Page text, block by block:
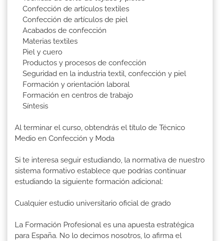
Confección de artículos textiles
Confección de artículos de piel
Acabados de confección
Materias textiles
Piel y cuero
Productos y procesos de confección
Seguridad en la industria textil, confección y piel
Formación y orientación laboral
Formación en centros de trabajo
Síntesis
Al terminar el curso, obtendrás el título de Técnico
Medio en Confección y Moda
Si te interesa seguir estudiando, la normativa de nuestro
sistema formativo establece que podrías continuar
estudiando la siguiente formación adicional:
Cualquier estudio universitario oficial de grado
La Formación Profesional es una apuesta estratégica
para España. No lo decimos nosotros, lo afirma el